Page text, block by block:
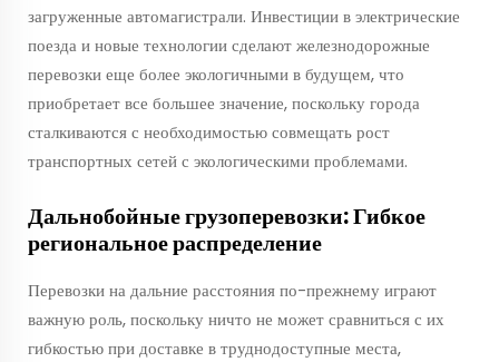
загруженные автомагистрали. Инвестиции в электрические
поезда и новые технологии сделают железнодорожные
перевозки еще более экологичными в будущем, что
приобретает все большее значение, поскольку города
сталкиваются с необходимостью совмещать рост
транспортных сетей с экологическими проблемами.
Дальнобойные грузоперевозки: Гибкое
региональное распределение
Перевозки на дальние расстояния по-прежнему играют
важную роль, поскольку ничто не может сравниться с их
гибкостью при доставке в труднодоступные места,